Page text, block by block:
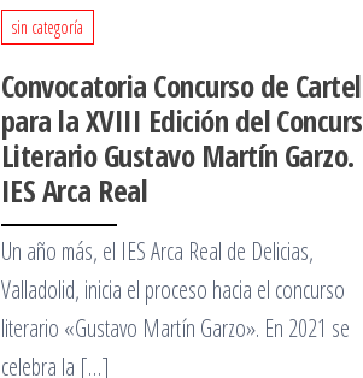
sin categoría
Convocatoria Concurso de
para la XVIII Edición del
Literario Gustavo Martín Garzo.
IES Arca Real
Un año más, el IES Arca Real de Delicias,
Valladolid, inicia el proceso hacia el concurso
literario «Gustavo Martín Garzo». En 2021 se
celebra la […]